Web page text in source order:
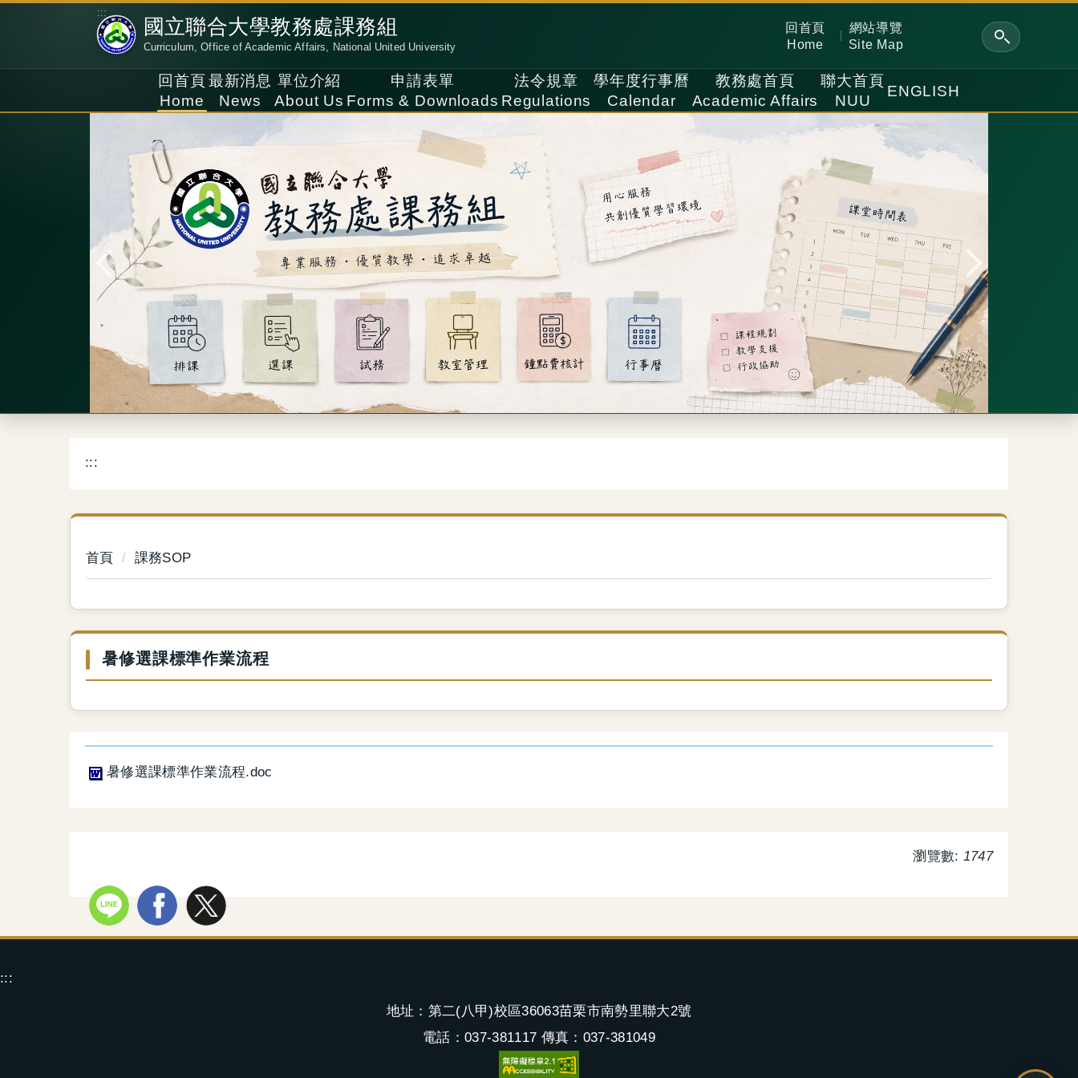
:::
國立聯合大學教務處課務組
Curriculum, Office of Academic Affairs, National United University
回首頁
Home
網站導覽
Site Map
回首頁
Home
最新消息
News
單位介紹
About Us
申請表單
Forms & Downloads
法令規章
Regulations
學年度行事曆
Calendar
教務處首頁
Academic Affairs
聯大首頁
NUU
ENGLISH
:::
首頁 課務SOP
暑修選課標準作業流程
暑修選課標準作業流程.doc
瀏覽數: 1747
:::
地址：第二(八甲)校區36063苗栗市南勢里聯大2號
電話：037-381117 傳真：037-381049